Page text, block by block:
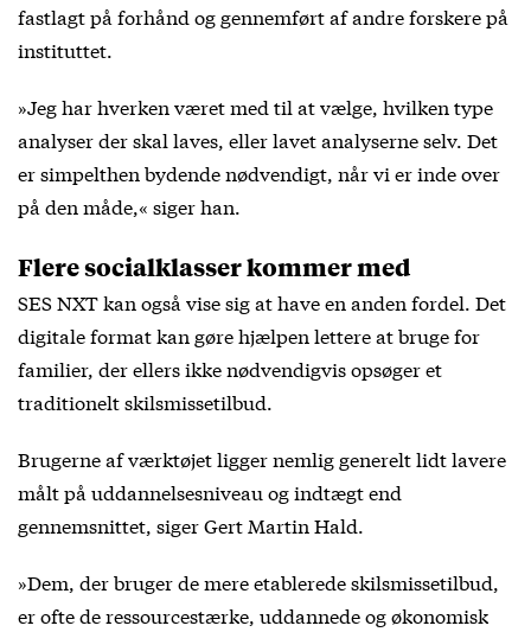
fastlagt på forhånd og gennemført af andre forskere på
instituttet.
»Jeg har hverken været med til at vælge, hvilken type
analyser der skal laves, eller lavet analyserne selv. Det
er simpelthen bydende nødvendigt, når vi er inde over
på den måde,« siger han.
Flere socialklasser kommer med
SES NXT kan også vise sig at have en anden fordel. Det
digitale format kan gøre hjælpen lettere at bruge for
familier, der ellers ikke nødvendigvis opsøger et
traditionelt skilsmissetilbud.
Brugerne af værktøjet ligger nemlig generelt lidt lavere
målt på uddannelsesniveau og indtægt end
gennemsnittet, siger Gert Martin Hald.
»Dem, der bruger de mere etablerede skilsmissetilbud,
er ofte de ressourcestærke, uddannede og økonomisk